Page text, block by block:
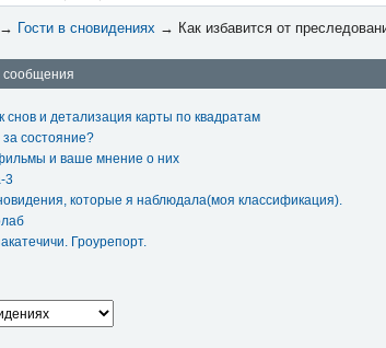
→ Гости в сновидениях → Как избавится от
сообщения
снов и детализация карты по квадратам
за состояние?
и ваше мнение о них
3
которые я наблюдала(моя классификация).
Гроурепорт.